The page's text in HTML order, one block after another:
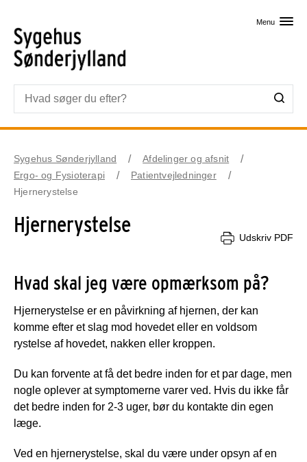
Menu
Sygehus Sønderjylland
Afdelinger og afsnit
Ergo- og Fysioterapi
Patientvejledninger
Hjernerystelse
Hjernerystelse
Udskriv PDF
Hvad skal jeg være opmærksom på?
Hjernerystelse er en påvirkning af hjernen, der kan
komme efter et slag mod hovedet eller en voldsom
rystelse af hovedet, nakken eller kroppen.
Du kan forvente at få det bedre inden for et par dage, men
nogle oplever at symptomerne varer ved. Hvis du ikke får
det bedre inden for 2-3 uger, bør du kontakte din egen
læge.
Ved en hjernerystelse, skal du være under opsyn af en